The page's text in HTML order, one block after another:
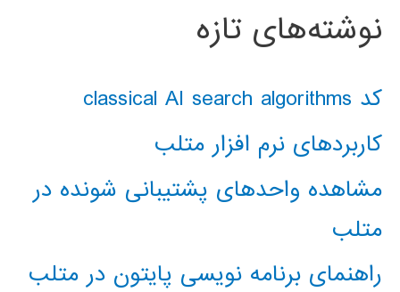
نوشته‌های تازه
کد classical AI search algorithms
کاربردهای نرم افزار متلب
مشاهده واحدهای پشتیبانی شونده در
متلب
راهنمای برنامه نویسی پایتون در متلب